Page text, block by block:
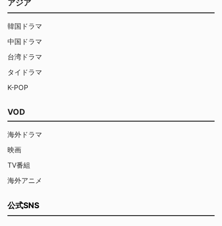
アジア
韓国ドラマ
中国ドラマ
台湾ドラマ
タイドラマ
K-POP
VOD
海外ドラマ
映画
TV番組
海外アニメ
公式SNS